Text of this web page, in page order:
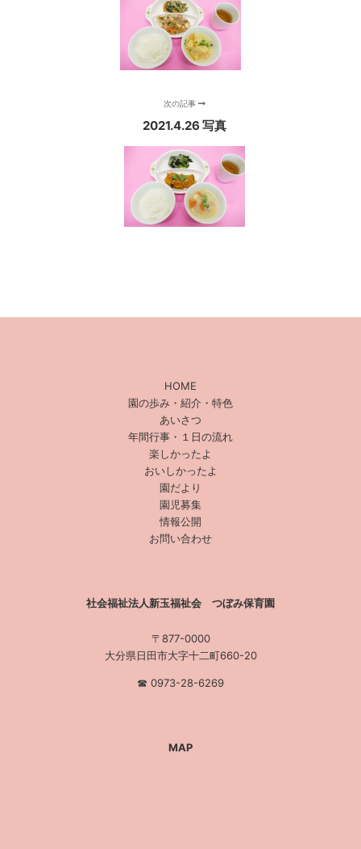
次の記事
2021.4.26 写真
HOME
園の歩み・紹介・特色
あいさつ
年間行事・１日の流れ
楽しかったよ
おいしかったよ
園だより
園児募集
情報公開
お問い合わせ
社会福祉法人新玉福祉会 つぼみ保育園
〒877-0000
大分県日田市大字十二町660-20
☎︎ 0973-28-6269
MAP